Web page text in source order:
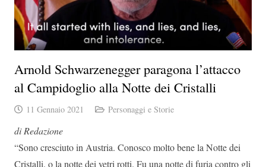
Arnold Schwarzenegger paragona l’attacco
al Campidoglio alla Notte dei Cristalli
11 Gennaio 2021 Personaggi e Storie
di Redazione
“Sono cresciuto in Austria. Conosco molto bene la Notte dei
Cristalli, o la notte dei vetri rotti. Fu una notte di furia contro gli